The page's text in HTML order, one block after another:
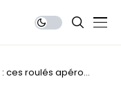
: ces roulés apéro